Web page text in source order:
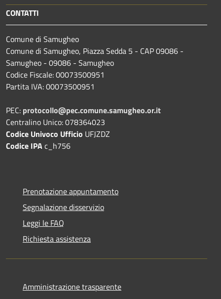
CONTATTI
Comune di Samugheo
Comune di Samugheo, Piazza Sedda 5 - CAP 09086 -
Samugheo - 09086 - Samugheo
Codice Fiscale: 00073500951
Partita IVA: 00073500951
PEC: protocollo@pec.comune.samugheo.or.it
Centralino Unico: 078364023
Codice Univoco Ufficio UFJZDZ
Codice IPAc_h756
Prenotazione appuntamento
Segnalazione disservizio
Leggi le FAQ
Richiesta assistenza
Amministrazione trasparente